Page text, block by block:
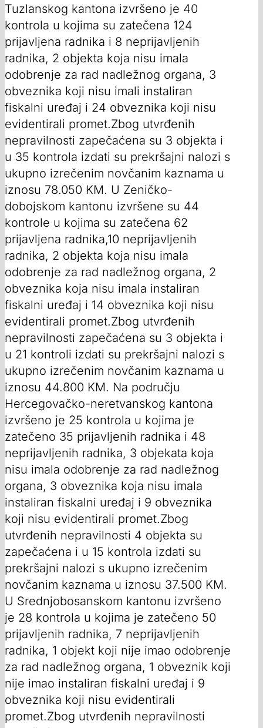
Tuzlanskog kantona izvršeno je 40
kontrola u kojima su zatečena 124
prijavljena radnika i 8 neprijavljenih
radnika, 2 objekta koja nisu imala
odobrenje za rad nadležnog organa, 3
obveznika koji nisu imali instaliran
fiskalni uređaj i 24 obveznika koji nisu
evidentirali promet.Zbog utvrđenih
nepravilnosti zapečaćena su 3 objekta i
u 35 kontrola izdati su prekršajni nalozi s
ukupno izrečenim novčanim kaznama u
iznosu 78.050 KM. U Zeničko-
dobojskom kantonu izvršene su 44
kontrole u kojima su zatečena 62
prijavljena radnika,10 neprijavljenih
radnika, 2 objekta koja nisu imala
odobrenje za rad nadležnog organa, 2
obveznika koja nisu imala instaliran
fiskalni uređaj i 14 obveznika koji nisu
evidentirali promet.Zbog utvrđenih
nepravilnosti zapečaćena su 3 objekta i
u 21 kontroli izdati su prekršajni nalozi s
ukupno izrečenim novčanim kaznama u
iznosu 44.800 KM. Na području
Hercegovačko-neretvanskog kantona
izvršeno je 25 kontrola u kojima je
zatečeno 35 prijavljenih radnika i 48
neprijavljenih radnika, 3 objekata koja
nisu imala odobrenje za rad nadležnog
organa, 3 obveznika koja nisu imala
instaliran fiskalni uređaj i 9 obveznika
koji nisu evidentirali promet.Zbog
utvrđenih nepravilnosti 4 objekta su
zapečaćena i u 15 kontrola izdati su
prekršajni nalozi s ukupno izrečenim
novčanim kaznama u iznosu 37.500 KM.
U Srednjobosanskom kantonu izvršeno
je 28 kontrola u kojima je zatečeno 50
prijavljenih radnika, 7 neprijavljenih
radnika, 1 objekt koji nije imao odobrenje
za rad nadležnog organa, 1 obveznik koji
nije imao instaliran fiskalni uređaj i 9
obveznika koji nisu evidentirali
promet.Zbog utvrđenih nepravilnosti